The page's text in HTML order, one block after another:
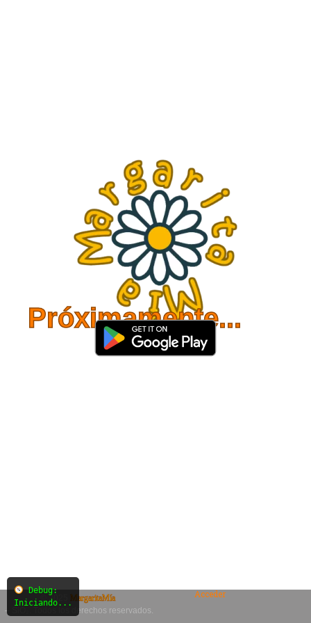
Próximamente...
© 2025
MargaritaMía
– SiO₂. Todos los derechos reservados.
Acceder
Debug:
Iniciando...